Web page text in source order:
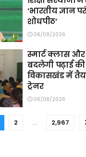
‘भारतीय ज्ञान
शोधपीठ’
06/08/2026
स्मार्ट क्लास
बदलेगी पढ़ाई की
विकासखंड में
ट्रेनर
06/08/2026
2 … 2,967